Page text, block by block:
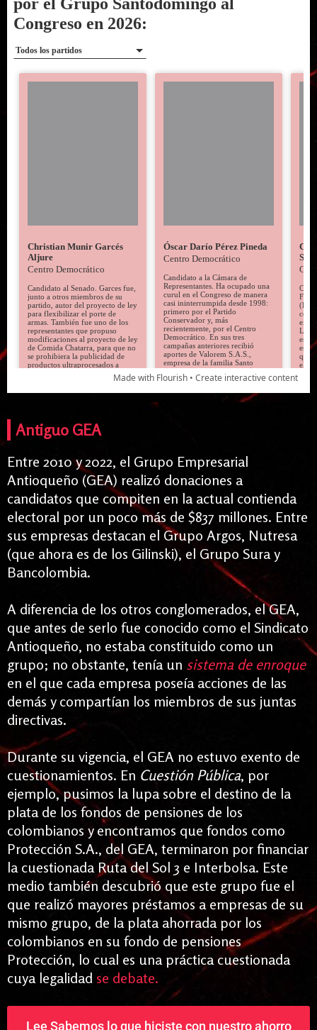
Antiguo GEA
Entre 2010 y 2022, el Grupo Empresarial
Antioqueño (GEA) realizó donaciones a
candidatos que compiten en la actual contienda
electoral por un poco más de $837 millones. Entre
sus empresas destacan el Grupo Argos, Nutresa
(que ahora es de los Gilinski), el Grupo Sura y
Bancolombia.
A diferencia de los otros conglomerados, el GEA,
que antes de serlo fue conocido como el Sindicato
Antioqueño, no estaba constituido como un
grupo; no obstante, tenía un sistema de enroque
en el que cada empresa poseía acciones de las
demás y compartían los miembros de sus juntas
directivas.
Durante su vigencia, el GEA no estuvo exento de
cuestionamientos. En Cuestión Pública, por
ejemplo, pusimos la lupa sobre el destino de la
plata de los fondos de pensiones de los
colombianos y encontramos que fondos como
Protección S.A., del GEA, terminaron por financiar
la cuestionada Ruta del Sol 3 e Interbolsa. Este
medio también descubrió que este grupo fue el
que realizó mayores préstamos a empresas de su
mismo grupo, de la plata ahorrada por los
colombianos en su fondo de pensiones
Protección, lo cual es una práctica cuestionada
cuya legalidad se debate.
Lee Sabemos lo que hiciste con nuestro ahorro